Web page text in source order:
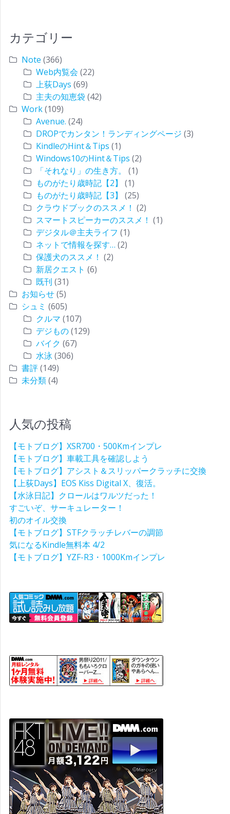
カテゴリー
Note (366)
Web内覧会 (22)
上荻Days (69)
主夫の知恵袋 (42)
Work(109)
Avenue. (24)
DROPでカンタン！ランディングページ (3)
KindleのHint＆Tips (1)
Windows10のHint＆Tips (2)
「それなり」の生き方。
(1)
ものがたり歳時記【2】
(1)
ものがたり歳時記【3】
(25)
クラウドブックのススメ！ (2)
スマートスピーカーのススメ！ (1)
デジタル＠主夫ライフ (1)
ネットで情報を探す… (2)
保護犬のススメ！ (2)
新居クエスト (6)
既刊 (31)
お知らせ(5)
シュミ (605)
クルマ (107)
デジもの(129)
バイク (67)
水泳(306)
書評(149)
未分類(4)
人気の投稿
【モトブログ】XSR700・500Kmインプレ
【モトブログ】車載工具を確認しよう
【モトブログ】アシスト＆スリッパークラッチに交換
【上荻Days】EOS Kiss Digital X、復活。
【水泳日記】クロールはワルツだった！
すごいぞ、サーキュレーター！
初のオイル交換
【モトブログ】STFクラッチレバーの調節
気になるKindle無料本 4/2
【モトブログ】YZF-R3・1000Kmインプレ